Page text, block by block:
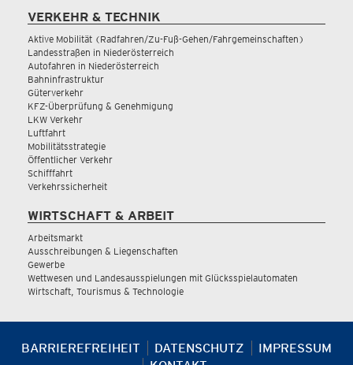
VERKEHR & TECHNIK
Aktive Mobilität (Radfahren/Zu-Fuß-Gehen/Fahrgemeinschaften)
Landesstraßen in Niederösterreich
Autofahren in Niederösterreich
Bahninfrastruktur
Güterverkehr
KFZ-Überprüfung & Genehmigung
LKW Verkehr
Luftfahrt
Mobilitätsstrategie
Öffentlicher Verkehr
Schifffahrt
Verkehrssicherheit
WIRTSCHAFT & ARBEIT
Arbeitsmarkt
Ausschreibungen & Liegenschaften
Gewerbe
Wettwesen und Landesausspielungen mit Glücksspielautomaten
Wirtschaft, Tourismus & Technologie
BARRIEREFREIHEIT DATENSCHUTZ
IMPRESSUM